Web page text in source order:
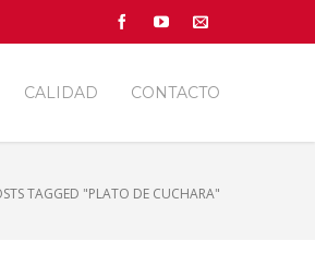
CALIDAD CONTACTO
TAGGED "PLATO DE CUCHARA"